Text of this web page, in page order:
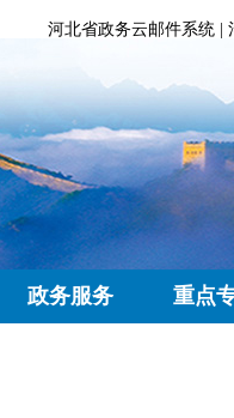
河北省政务云邮件系统
政务服务 重点